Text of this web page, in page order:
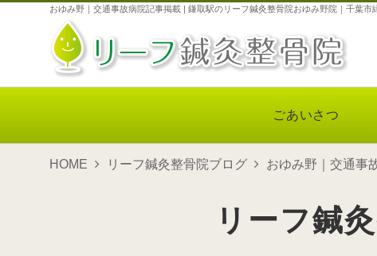
おゆみ野｜交通事故病院記事掲載 | 鎌取駅のリーフ鍼灸整骨院おゆみ野院｜千葉市
ごあいさつ
HOME リーフ鍼灸整骨院ブログ おゆみ野｜交通事
リーフ鍼